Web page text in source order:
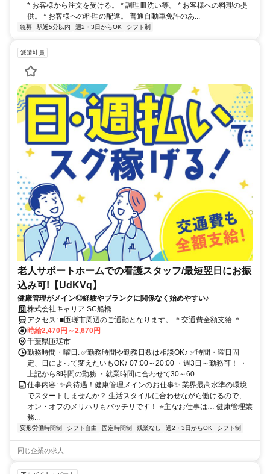
* お客様から注文を受ける。 * 調理皿洗い等。 * お客様への料理の提
供。 * お客様への料理の配達。 普通自動車免許のあ...
急募 駅近5分以内 週2・3日からOK シフト制
派遣社員
老人サポートホームでの看護スタッフ/最短翌日にお振
込み可!【UdKVq】
健康管理がメイン◎経験やブランクに関係なく始めやすい♪
株式会社キャリア SC船橋
アクセス: ■匝瑳市周辺のご通勤となります。 ＊交通費全額支給 ＊車
通勤・バイク通勤OK（ガソリン代支給） ＊自転車通勤OK
時給2,470円～2,670円
千葉県匝瑳市
勤務時間・曜日: ✅勤務時間や勤務日数は相談OK♪ ✅時間・曜日固
定、日によって変えたいもOK♪ 07:00～20:00 ・週3日～勤務可！ ・
上記から8時間の勤務 ・就業時間に合わせて30～60...
仕事内容: ✨高待遇！健康管理メインのお仕事✨ 業界最高水準の環境
でスタートしませんか？ 生活スタイルに合わせながら働けるので、
オン・オフのメリハリもバッチリです！ ⭐主なお仕事は… 健康管理業
務...
変形労働時間制 シフト自由 固定時間制 残業なし 週2・3日からOK シフト制
同じ企業の求人